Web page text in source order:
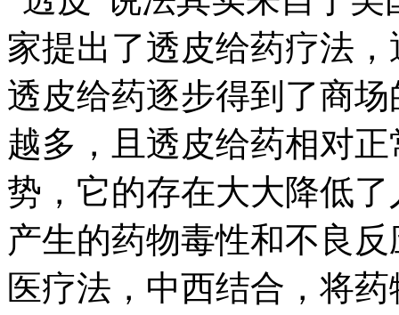
家提出了透皮给药疗法
透皮给药逐步得到了商
越多，且透皮给药相对
势，它的存在大大降低
产生的药物毒性和不良
医疗法，中西结合，将